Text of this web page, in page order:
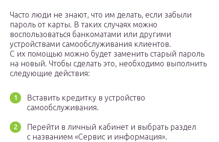
Часто люди не знают, что им делать, если забыли
пароль от карты. В таких случаях можно
воспользоваться банкоматами или другими
устройствами самообслуживания клиентов.
С их помощью можно будет заменить старый пароль
на новый. Чтобы сделать это, необходимо выполнить
следующие действия:
Вставить кредитку в устройство
самообслуживания.
Перейти в личный кабинет и выбрать раздел
с названием «Сервис и информация».